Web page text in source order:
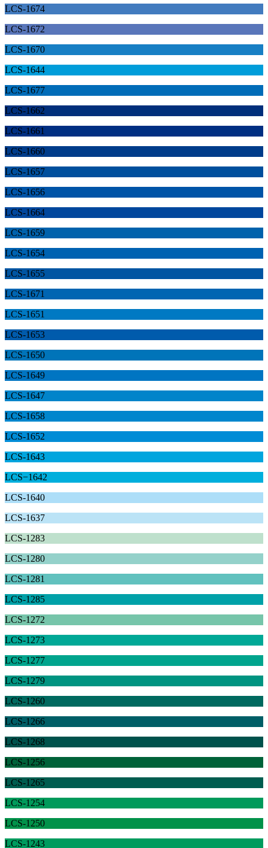
LCS-1674
LCS-1672
LCS-1670
LCS-1644
LCS-1677
LCS-1662
LCS-1661
LCS-1660
LCS-1657
LCS-1656
LCS-1664
LCS-1659
LCS-1654
LCS-1655
LCS-1671
LCS-1651
LCS-1653
LCS-1650
LCS-1649
LCS-1647
LCS-1658
LCS-1652
LCS-1643
LCS−1642
LCS-1640
LCS-1637
LCS-1283
LCS-1280
LCS-1281
LCS-1285
LCS-1272
LCS-1273
LCS-1277
LCS-1279
LCS-1260
LCS-1266
LCS-1268
LCS-1256
LCS-1265
LCS-1254
LCS-1250
LCS-1243